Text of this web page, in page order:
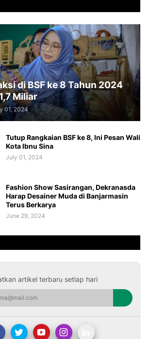
di BSF ke 8 Tahun 2024
Miliar
01, 2024
Tutup Rangkaian BSF ke 8, Ini Pesan Wali
Kota Ibnu Sina
July 01, 2024
Fashion Show Sasirangan, Dekranasda
Harap Desainer Muda di Banjarmasin
Terus Berkarya
June 29, 2024
artikel terbaru setiap hari